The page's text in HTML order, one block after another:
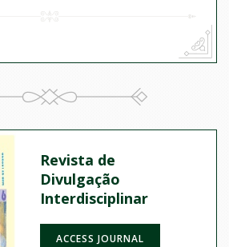
Revista de
Divulgação
Interdisciplinar
ACCESS JOURNAL